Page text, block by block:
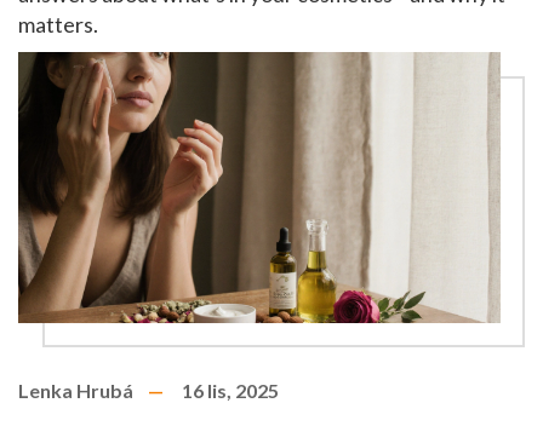
matters.
Lenka Hrubá 16 lis, 2025